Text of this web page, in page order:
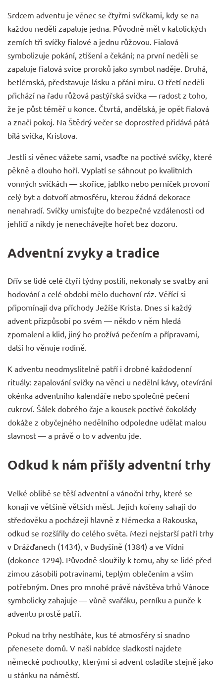
Srdcem adventu je věnec se čtyřmi svíčkami, kdy se na
každou neděli zapaluje jedna. Původně měl v katolických
zemích tři svíčky fialové a jednu růžovou. Fialová
symbolizuje pokání, ztišení a čekání; na první neděli se
zapaluje fialová svíce proroků jako symbol naděje. Druhá,
betlémská, představuje lásku a přání míru. O třetí neděli
přichází na řadu růžová pastýřská svíčka — radost z toho,
že je půst téměř u konce. Čtvrtá, andělská, je opět fialová
a značí pokoj. Na Štědrý večer se doprostřed přidává pátá
bílá svíčka, Kristova.
Jestli si věnec vážete sami, vsaďte na poctivé svíčky, které
pěkně a dlouho hoří. Vyplatí se sáhnout po kvalitních
vonných svíčkách — skořice, jablko nebo perníček provoní
celý byt a dotvoří atmosféru, kterou žádná dekorace
nenahradí. Svíčky umisťujte do bezpečné vzdálenosti od
jehličí a nikdy je nenechávejte hořet bez dozoru.
Adventní zvyky a tradice
Dřív se lidé celé čtyři týdny postili, nekonaly se svatby ani
hodování a celé období mělo duchovní ráz. Věřící si
připomínají dva příchody Ježíše Krista. Dnes si každý
advent přizpůsobí po svém — někdo v něm hledá
zpomalení a klid, jiný ho prožívá pečením a přípravami,
další ho věnuje rodině.
K adventu neodmyslitelně patří i drobné každodenní
rituály: zapalování svíčky na věnci u nedělní kávy, otevírání
okénka adventního kalendáře nebo společné pečení
cukroví. Šálek dobrého čaje a kousek poctivé čokolády
dokáže z obyčejného nedělního odpoledne udělat malou
slavnost — a právě o to v adventu jde.
Odkud k nám přišly adventní trhy
Velké oblibě se těší adventní a vánoční trhy, které se
konají ve většině větších měst. Jejich kořeny sahají do
středověku a pocházejí hlavně z Německa a Rakouska,
odkud se rozšířily do celého světa. Mezi nejstarší patří trhy
v Drážďanech (1434), v Budyšíně (1384) a ve Vídni
(dokonce 1294). Původně sloužily k tomu, aby se lidé před
zimou zásobili potravinami, teplým oblečením a vším
potřebným. Dnes pro mnohé právě návštěva trhů Vánoce
symbolicky zahajuje — vůně svařáku, perníku a punče k
adventu prostě patří.
Pokud na trhy nestíháte, kus té atmosféry si snadno
přenesete domů. V naší nabídce sladkostí najdete
německé pochoutky, kterými si advent osladíte stejně jako
u stánku na náměstí.